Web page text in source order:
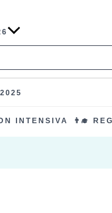
INTENSIVA 👨‍🎓